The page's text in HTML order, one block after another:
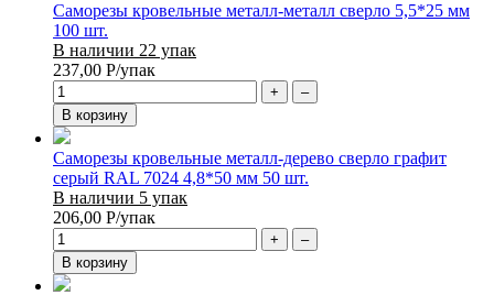
Саморезы кровельные металл-металл сверло 5,5*25 мм
100 шт.
В наличии 22 упак
237,00 Р/упак
+
–
В корзину
Саморезы кровельные металл-дерево сверло графит
серый RAL 7024 4,8*50 мм 50 шт.
В наличии 5 упак
206,00 Р/упак
+
–
В корзину